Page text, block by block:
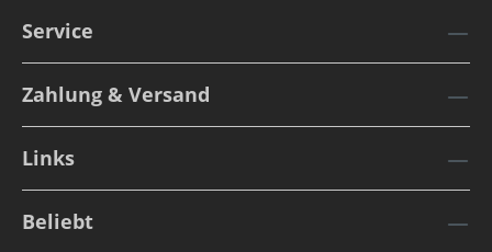
Service
Zahlung & Versand
Links
Beliebt